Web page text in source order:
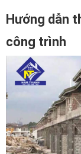
Hướng dẫn
công trình